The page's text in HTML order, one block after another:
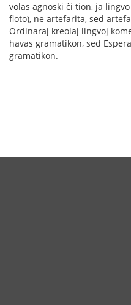
volas agnoski ĉi tion, ja
floto), ne artefarita, sed
Ordinaraj kreolaj lingvoj
havas gramatikon, sed
gramatikon.